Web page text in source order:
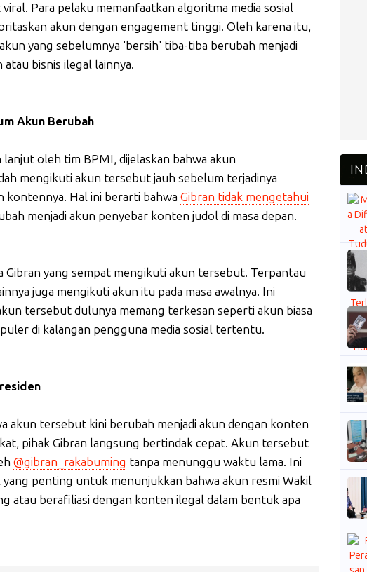
Para pelaku memanfaatkan algoritma media sosial
akun dengan engagement tinggi. Oleh karena itu,
yang sebelumnya 'bersih' tiba-tiba berubah menjadi
bisnis ilegal lainnya.
Akun Berubah
oleh tim BPMI, dijelaskan bahwa akun
mengikuti akun tersebut jauh sebelum terjadinya
kontennya. Hal ini berarti bahwa Gibran tidak mengetahui
menjadi akun penyebar konten judol di masa depan.
Gibran yang sempat mengikuti akun tersebut. Terpantau
juga mengikuti akun itu pada masa awalnya. Ini
tersebut dulunya memang terkesan seperti akun biasa
di kalangan pengguna media sosial tertentu.
akun tersebut kini berubah menjadi akun dengan konten
pihak Gibran langsung bertindak cepat. Akun tersebut
@gibran_rakabuming tanpa menunggu waktu lama. Ini
penting untuk menunjukkan bahwa akun resmi Wakil
atau berafiliasi dengan konten ilegal dalam bentuk apa